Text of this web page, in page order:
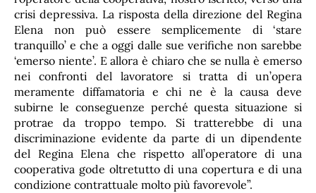
crisi depressiva. La risposta della direzione del Regina
Elena non può essere semplicemente di ‘stare
tranquillo’ e che a oggi dalle sue verifiche non sarebbe
‘emerso niente’. E allora è chiaro che se nulla è emerso
nei confronti del lavoratore si tratta di un’opera
meramente diffamatoria e chi ne è la causa deve
subirne le conseguenze perché questa situazione si
protrae da troppo tempo. Si tratterebbe di una
discriminazione evidente da parte di un dipendente
del Regina Elena che rispetto all’operatore di una
cooperativa gode oltretutto di una copertura e di una
condizione contrattuale molto più favorevole”.